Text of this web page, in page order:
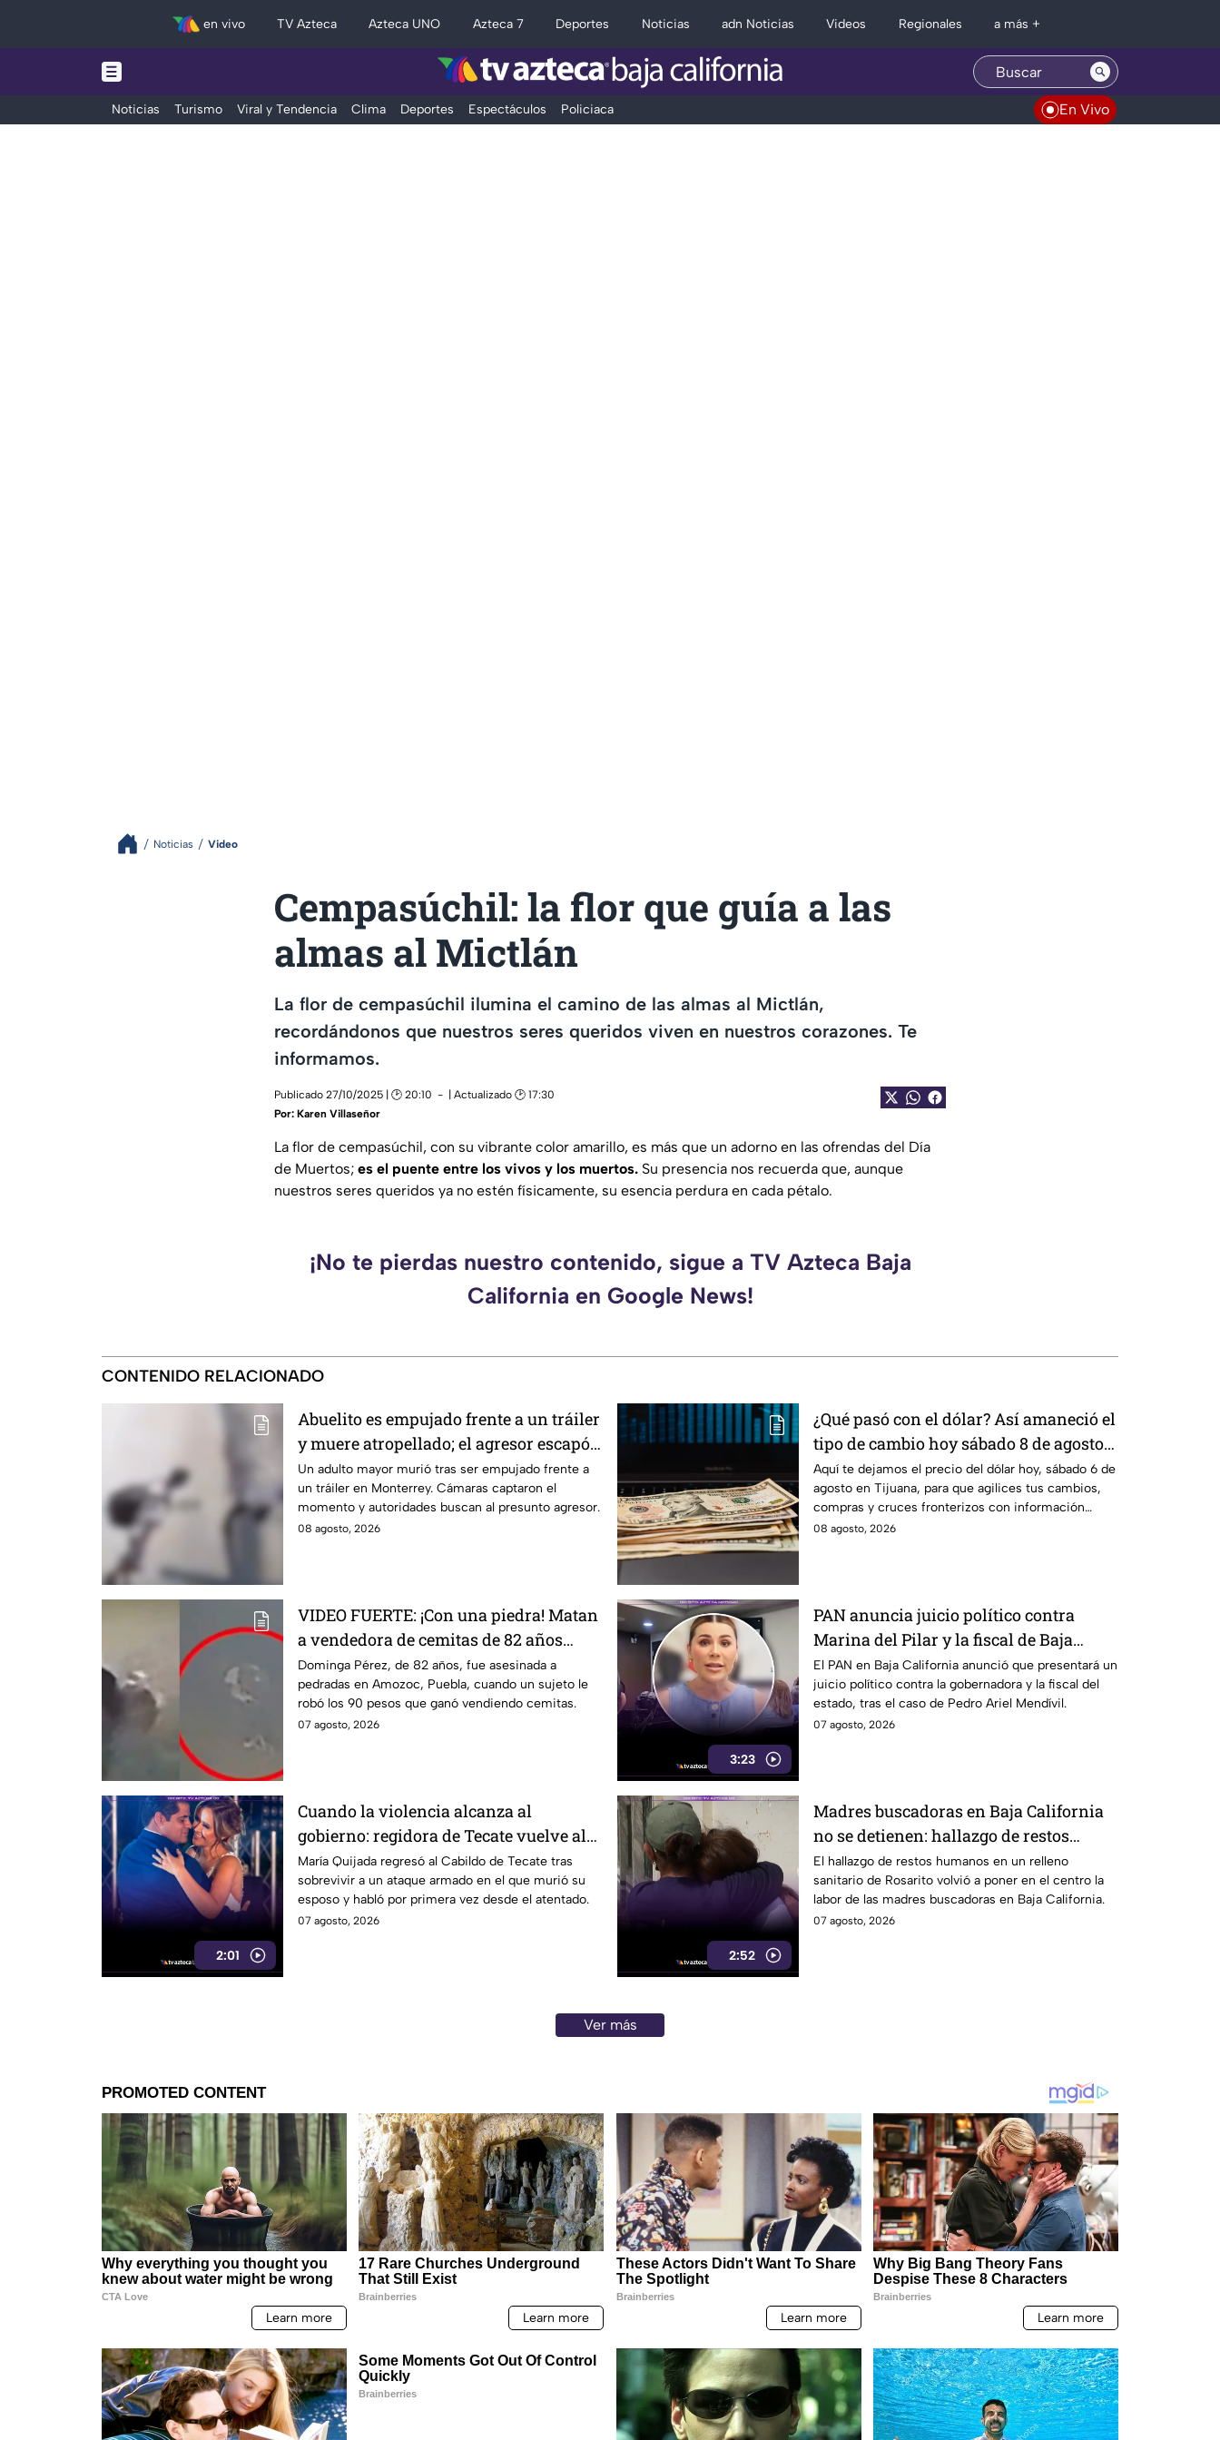
en vivo TV Azteca Azteca UNO Azteca 7 Deportes Noticias adn Noticias Videos Regionales a más +
Noticias Turismo Viral y Tendencia Clima Deportes Espectáculos Policiaca En Vivo
Noticias Video
Cempasúchil: la flor que guía a las
almas al Mictlán
La flor de cempasúchil ilumina el camino de las almas al Mictlán,
recordándonos que nuestros seres queridos viven en nuestros corazones. Te
informamos.
Publicado 27/10/2025 | 🕑 20:10
| Actualizado 🕑 17:30
Por: Karen Villaseñor
La flor de cempasúchil, con su vibrante color amarillo, es más que un adorno en las ofrendas del Día
de Muertos; es el puente entre los vivos y los muertos. Su presencia nos recuerda que, aunque
nuestros seres queridos ya no estén físicamente, su esencia perdura en cada pétalo.
¡No te pierdas nuestro contenido, sigue a TV Azteca Baja
California en Google News!
CONTENIDO RELACIONADO
Abuelito es empujado frente a un tráiler
y muere atropellado; el agresor escapó |
IMÁGENES SENSIBLES
Un adulto mayor murió tras ser empujado frente a
un tráiler en Monterrey. Cámaras captaron el
momento y autoridades buscan al presunto agresor.
08 agosto, 2026
¿Qué pasó con el dólar? Así amaneció el
tipo de cambio hoy sábado 8 de agosto
en Tijuana
Aquí te dejamos el precio del dólar hoy, sábado 6 de
agosto en Tijuana, para que agilices tus cambios,
compras y cruces fronterizos con información
actualizada.
08 agosto, 2026
VIDEO FUERTE: ¡Con una piedra! Matan
a vendedora de cemitas de 82 años
mientras iba a su casa
Dominga Pérez, de 82 años, fue asesinada a
pedradas en Amozoc, Puebla, cuando un sujeto le
robó los 90 pesos que ganó vendiendo cemitas.
07 agosto, 2026
3:23
PAN anuncia juicio político contra
Marina del Pilar y la fiscal de Baja
California
El PAN en Baja California anunció que presentará un
juicio político contra la gobernadora y la fiscal del
estado, tras el caso de Pedro Ariel Mendívil.
07 agosto, 2026
2:01
Cuando la violencia alcanza al
gobierno: regidora de Tecate vuelve al
Cabildo tras sobrevivir a un ataque
armado
María Quijada regresó al Cabildo de Tecate tras
sobrevivir a un ataque armado en el que murió su
esposo y habló por primera vez desde el atentado.
07 agosto, 2026
2:52
Madres buscadoras en Baja California
no se detienen: hallazgo de restos
humanos reaviva la preocupación
El hallazgo de restos humanos en un relleno
sanitario de Rosarito volvió a poner en el centro la
labor de las madres buscadoras en Baja California.
07 agosto, 2026
Ver más